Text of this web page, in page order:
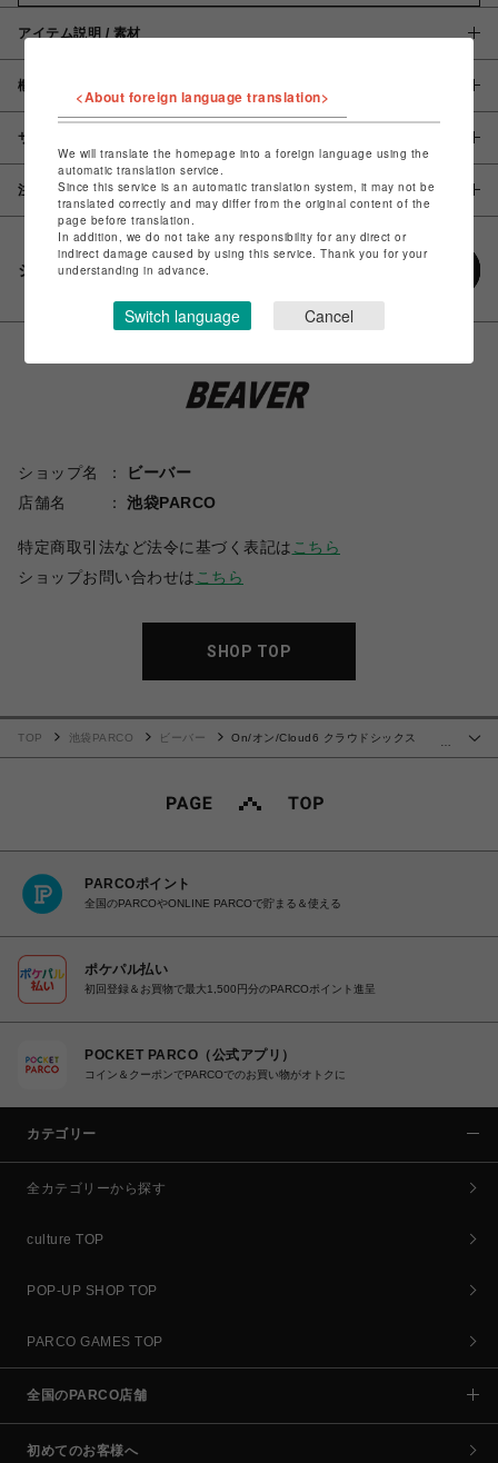
アイテム説明 / 素材
概要
サイズ
注意事項
シェアする
ショップ名
ビーバー
店舗名
池袋PARCO
特定商取引法など法令に基づく表記は こちら
ショップお問い合わせは こちら
SHOP TOP
TOP 池袋PARCO ビーバー
On/オン/Cloud6 クラウドシックス
PARCOポイント
全国のPARCOやONLINE PARCOで貯まる＆使える
ポケパル払い
初回登録＆お買物で最大1,500円分のPARCOポイント進呈
POCKET PARCO（公式アプリ）
コイン＆クーポンでPARCOでのお買い物がオトクに
カテゴリー
全カテゴリーから探す
culture TOP
POP-UP SHOP TOP
PARCO GAMES TOP
全国のPARCO店舗
初めてのお客様へ
<About foreign language translation>
We will translate the homepage into a foreign language using the
automatic translation service.
Since this service is an automatic translation system, it may not be
translated correctly and may differ from the original content of the
page before translation.
In addition, we do not take any responsibility for any direct or
indirect damage caused by using this service. Thank you for your
understanding in advance.
Switch language Cancel